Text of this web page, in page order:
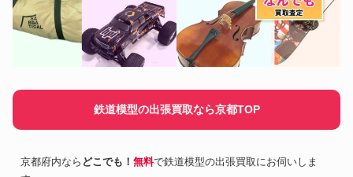
鉄道模型の出張買取なら京都TOP
京都府内なら どこでも！ 無料で鉄道模型の出張買取にお伺いしま